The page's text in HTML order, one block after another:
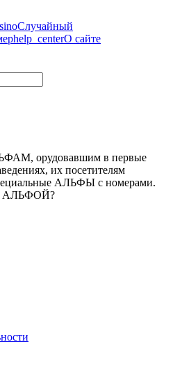
Случайный
help_centerО сайте
орудовавшим в первые
их посетителям
АЛЬФЫ с номерами.
АЛЬФОЙ?